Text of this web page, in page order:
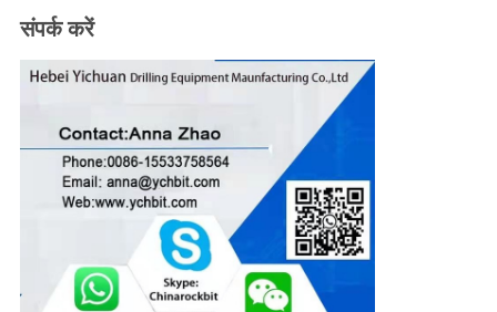
संपर्क करें